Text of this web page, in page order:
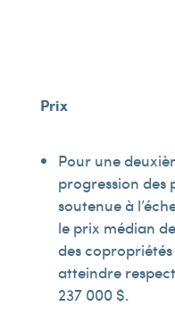
Prix
Pour une
progression des
soutenue à
le prix médian
des
atteindre
237 000 $.